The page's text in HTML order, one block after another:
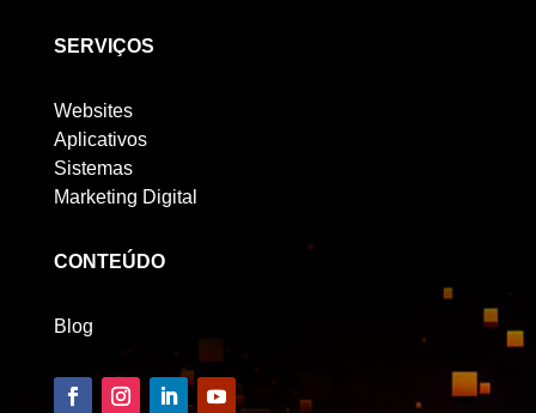
SERVIÇOS
Websites
Aplicativos
Sistemas
Marketing Digital
CONTEÚDO
Blog